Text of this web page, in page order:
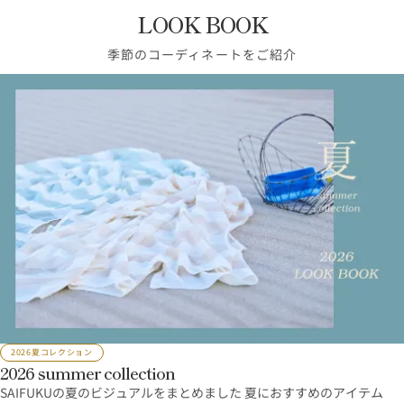
LOOK BOOK
季節のコーディネートをご紹介
2026夏コレクション
2026 summer collection
SAIFUKUの夏のビジュアルをまとめました 夏におすすめのアイテム